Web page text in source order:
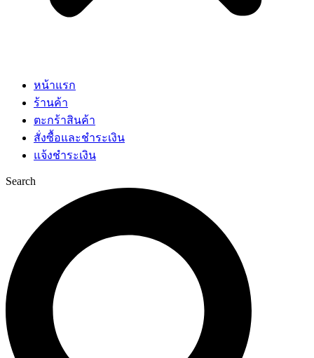
หน้าแรก
ร้านค้า
ตะกร้าสินค้า
สั่งซื้อและชำระเงิน
แจ้งชำระเงิน
Search